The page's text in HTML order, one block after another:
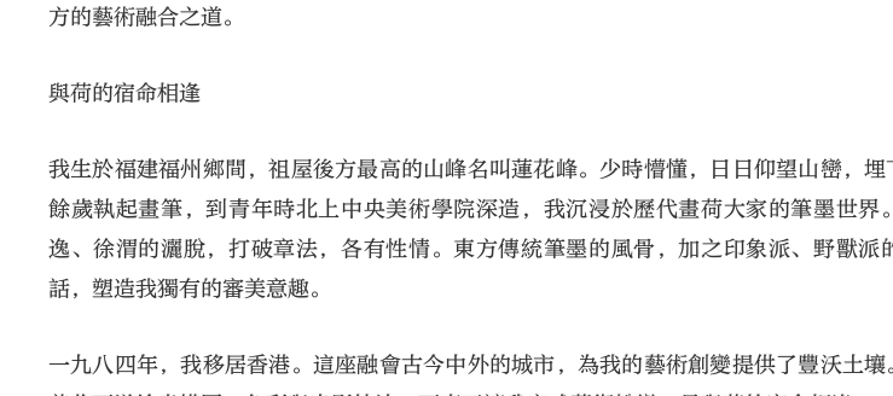
方的藝術融合之道。
與荷的宿命相逢
我生於福建福州鄉間，祖屋後方最高的山峰名叫蓮花峰。少時懵懂，日日仰望山巒，
餘歲執起畫筆，到青年時北上中央美術學院深造，我沉浸於歷代畫荷大家的筆墨世界
逸、徐渭的灑脫，打破章法，各有性情。東方傳統筆墨的風骨，加之印象派、野獸派
話，塑造我獨有的審美意趣。
一九八四年，我移居香港。這座融會古今中外的城市，為我的藝術創變提供了豐沃土壤